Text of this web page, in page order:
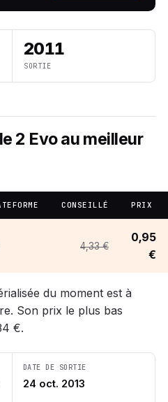
2011
SORTIE
2 Evo au meilleur
CONSEILLÉ PRIX
4,33 €
0,95
€
du moment est à
Son prix le plus bas
€.
DATE DE SORTIE
24 oct. 2013